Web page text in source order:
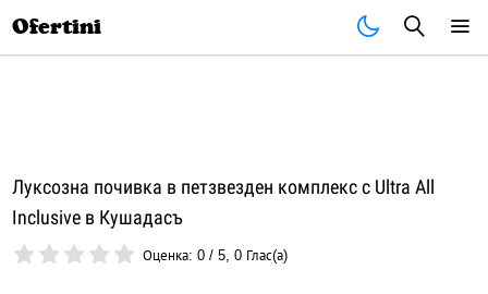
Ofertini
Луксозна почивка в петзвезден комплекс с Ultra All
Inclusive в Кушадасъ
Оценка:0 /5,0 Глас(а)